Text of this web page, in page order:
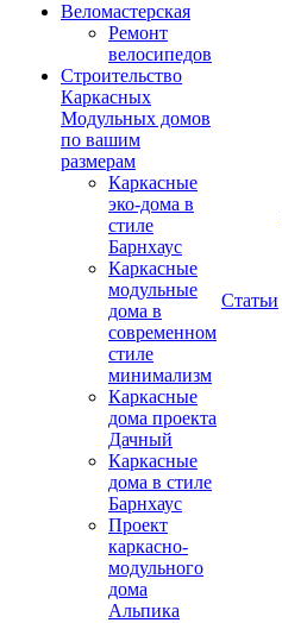
Веломастерская
Ремонт
велосипедов
Строительство
Каркасных
Модульных домов
по вашим
размерам
Каркасные
эко-дома в
стиле
Барнхаус
Каркасные
модульные
дома в
современном
стиле
минимализм
Каркасные
дома проекта
Дачный
Каркасные
дома в стиле
Барнхаус
Проект
каркасно-
модульного
дома
Альпика
Статьи